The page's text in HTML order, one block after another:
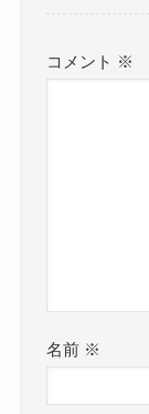
コメント ※
名前 ※